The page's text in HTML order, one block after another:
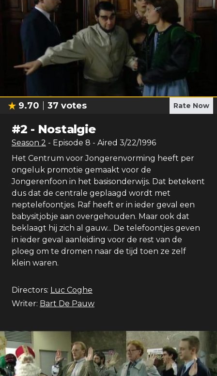
9.70 37 votes Rate Now
#2 - Nostalgie
Season 2 - Episode 8 - Aired 3/22/1996
Het Centrum voor Jongerenvorming heeft per
ongeluk promotie gemaakt voor de
Jongerenfoon in het basisonderwijs. Dat betekent
dus dat de centrale geplaagd wordt met
neptelefoontjes. Raf heeft er in ieder geval een
babysitjobje aan overgehouden. Maar ook dat
beklaagt hij zich al gauw... De telefoontjes geven
in ieder geval aanleiding voor de rest van de
ploeg om te dromen naar de tijd toen ze zelf
klein waren.
Directors: Luc Coghe
Writer: Bart De Pauw